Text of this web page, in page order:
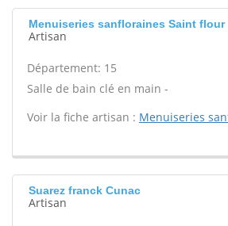
Menuiseries sanfloraines Saint flour
Artisan
Département: 15
Salle de bain clé en main -
Voir la fiche artisan : Menuiseries
Suarez franck Cunac
Artisan